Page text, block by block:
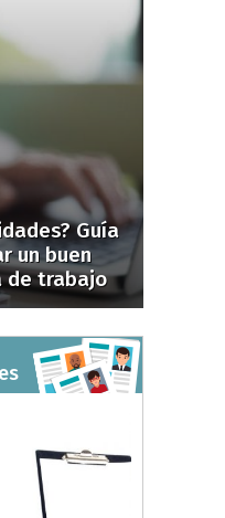
Guía
un buen
de trabajo